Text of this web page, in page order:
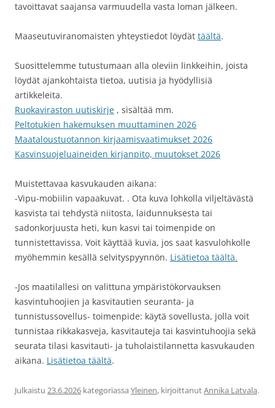
tavoittavat saajansa varmuudella vasta loman jälkeen.
Maaseutuviranomaisten yhteystiedot löydät täältä.
Suosittelemme tutustumaan alla oleviin linkkeihin, joista
löydät ajankohtaista tietoa, uutisia ja hyödyllisiä
artikkeleita.
Ruokaviraston uutiskirje , sisältää mm.
Peltotukien hakemuksen muuttaminen 2026
Maataloustuotannon kirjaamisvaatimukset 2026
Kasvinsuojeluaineiden kirjanpito, muutokset 2026
Muistettavaa kasvukauden aikana:
-Vipu-mobiilin vapaakuvat. . Ota kuva lohkolla viljeltävästä
kasvista tai tehdystä niitosta, laidunnuksesta tai
sadonkorjuusta heti, kun kasvi tai toimenpide on
tunnistettavissa. Voit käyttää kuvia, jos saat kasvulohkolle
myöhemmin kesällä selvityspyynnön. Lisätietoa täältä.
-Jos maatilallesi on valittuna ympäristökorvauksen
kasvintuhoojien ja kasvitautien seuranta- ja
tunnistussovellus- toimenpide: käytä sovellusta, jolla voit
tunnistaa rikkakasveja, kasvitauteja tai kasvintuhoojia sekä
seurata tilasi kasvitauti- ja tuholaistilannetta kasvukauden
aikana. Lisätietoa täältä.
Julkaistu 23.6.2026 kategoriassa Yleinen, kirjoittanutAnnika Latvala.